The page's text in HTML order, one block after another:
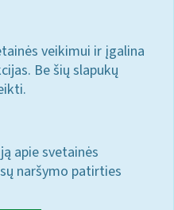
veikimui ir įgalina
Be šių slapukų
apie svetainės
naršymo patirties